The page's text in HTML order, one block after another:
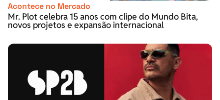
Acontece no Mercado
Mr. Plot celebra 15 anos com clipe do Mundo Bita,
novos projetos e expansão internacional